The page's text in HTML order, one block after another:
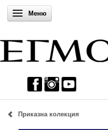
Включи навигацията
Меню
Приказна колекция